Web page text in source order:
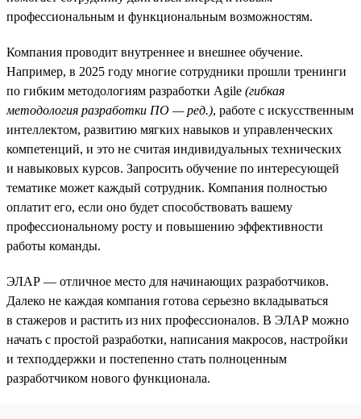
профессиональным и функциональным возможностям.
Компания проводит внутреннее и внешнее обучение.
Например, в 2025 году многие сотрудники прошли тренинги
по гибким методологиям разработки Agile (гибкая
методология разработки ПО — ред.), работе с искусственным
интеллектом, развитию мягких навыков и управленческих
компетенций, и это не считая индивидуальных технических
и навыковых курсов. Запросить обучение по интересующей
тематике может каждый сотрудник. Компания полностью
оплатит его, если оно будет способствовать вашему
профессиональному росту и повышению эффективности
работы команды.
ЭЛАР — отличное место для начинающих разработчиков.
Далеко не каждая компания готова серьезно вкладываться
в стажеров и растить из них профессионалов. В ЭЛАР можно
начать с простой разработки, написания макросов, настройки
и техподдержки и постепенно стать полноценным
разработчиком нового функционала.